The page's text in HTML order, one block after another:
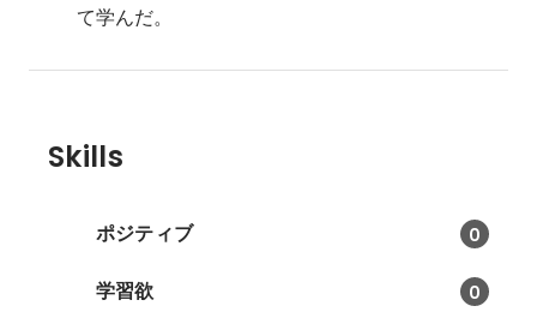
て学んだ。
Skills
ポジティブ 0
学習欲 0